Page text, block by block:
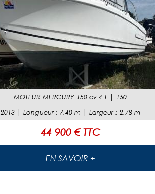
MOTEUR MERCURY 150 cv 4 T |
150
2013| Longueur: 7.40m | Largeur: 2.78m
44 900 € TTC
EN SAVOIR +